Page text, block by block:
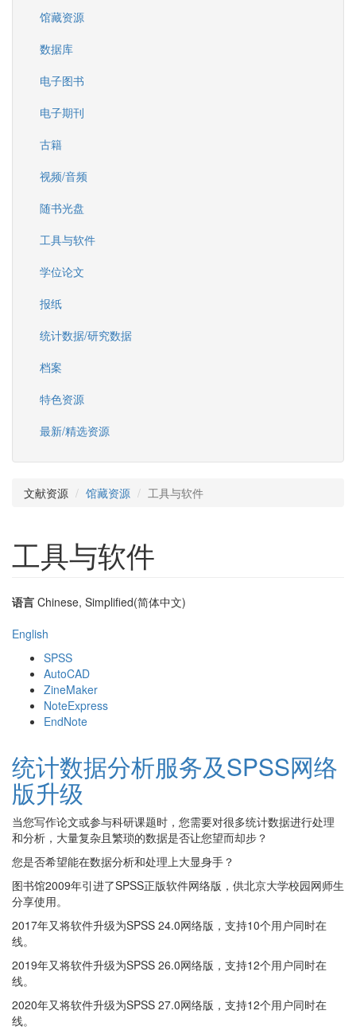
馆藏资源
数据库
电子图书
电子期刊
古籍
视频/音频
随书光盘
工具与软件
学位论文
报纸
统计数据/研究数据
档案
特色资源
最新/精选资源
文献资源 馆藏资源 工具与软件
工具与软件
语言 Chinese, Simplified(简体中文)
English
SPSS
AutoCAD
ZineMaker
NoteExpress
EndNote
统计数据分析服务及SPSS网络
版升级
当您写作论文或参与科研课题时，您需要对很多统计数据进行处理
和分析，大量复杂且繁琐的数据是否让您望而却步？
您是否希望能在数据分析和处理上大显身手？
图书馆2009年引进了SPSS正版软件网络版，供北京大学校园网师生
分享使用。
2017年又将软件升级为SPSS 24.0网络版，支持10个用户同时在
线。
2019年又将软件升级为SPSS 26.0网络版，支持12个用户同时在
线。
2020年又将软件升级为SPSS 27.0网络版，支持12个用户同时在
线。